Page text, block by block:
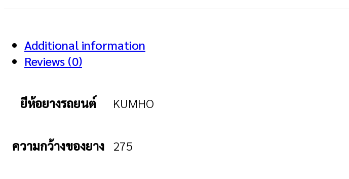
Additional information
Reviews (0)
ยีห้อยางรถยนต์ KUMHO
ความกว้างของยาง 275